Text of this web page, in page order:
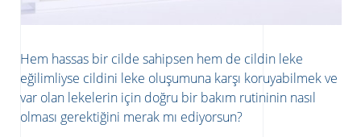
Hem hassas bir cilde sahipsen hem de cildin leke
eğilimliyse cildini leke oluşumuna karşı koruyabilmek ve
var olan lekelerin için doğru bir bakım rutininin nasıl
olması gerektiğini merak mı ediyorsun?